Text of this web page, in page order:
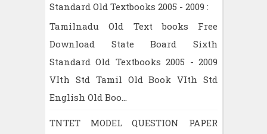
Standard Old Textbooks 2005 - 2009 :
Tamilnadu Old Text books Free
Download State Board Sixth
Standard Old Textbooks 2005 - 2009
VIth Std Tamil Old Book VIth Std
English Old Boo...
TNTET MODEL QUESTION PAPER